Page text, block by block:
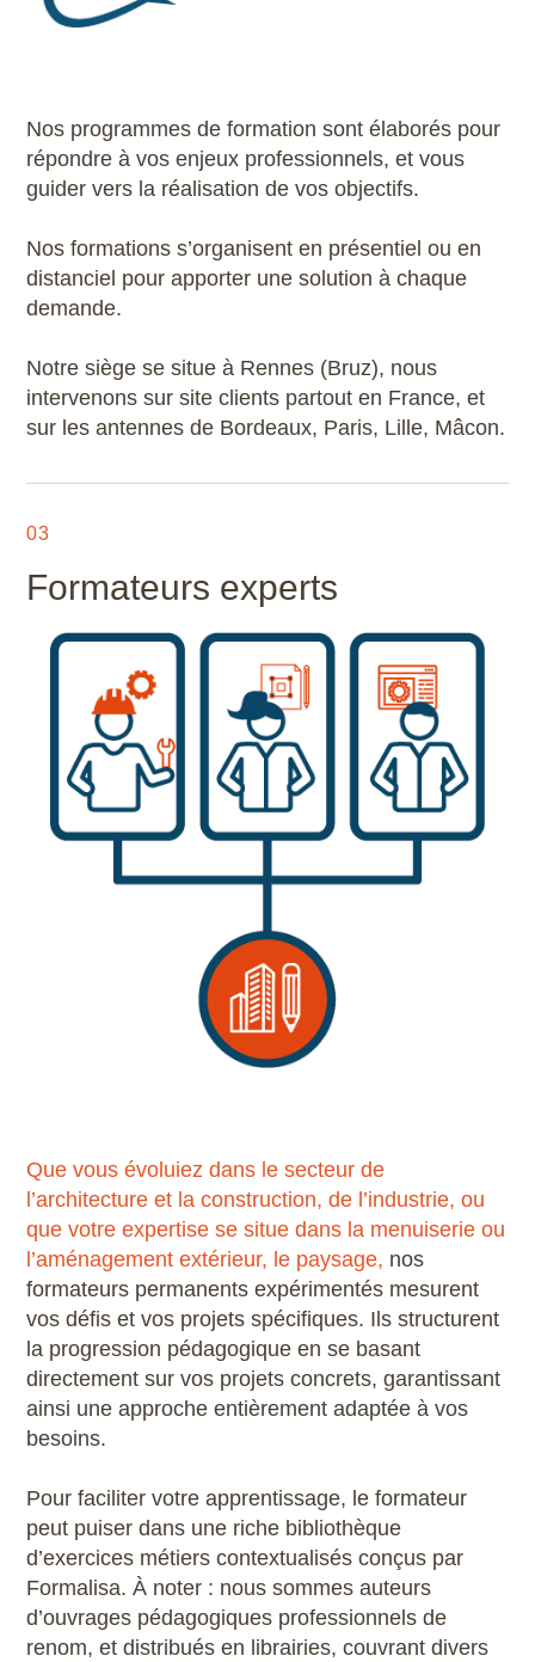
Nos programmes de formation sont élaborés pour
répondre à vos enjeux professionnels, et vous
guider vers la réalisation de vos objectifs.
Nos formations s’organisent en présentiel ou en
distanciel pour apporter une solution à chaque
demande.
Notre siège se situe à Rennes (Bruz), nous
intervenons sur site clients partout en France, et
sur les antennes de Bordeaux, Paris, Lille, Mâcon.
03
Formateurs experts
Que vous évoluiez dans le secteur de
l’architecture et la construction, de l’industrie, ou
que votre expertise se situe dans la menuiserie ou
l’aménagement extérieur, le paysage, nos
formateurs permanents expérimentés mesurent
vos défis et vos projets spécifiques. Ils structurent
la progression pédagogique en se basant
directement sur vos projets concrets, garantissant
ainsi une approche entièrement adaptée à vos
besoins.
Pour faciliter votre apprentissage, le formateur
peut puiser dans une riche bibliothèque
d’exercices métiers contextualisés conçus par
Formalisa. À noter : nous sommes auteurs
d’ouvrages pédagogiques professionnels de
renom, et distribués en librairies, couvrant divers